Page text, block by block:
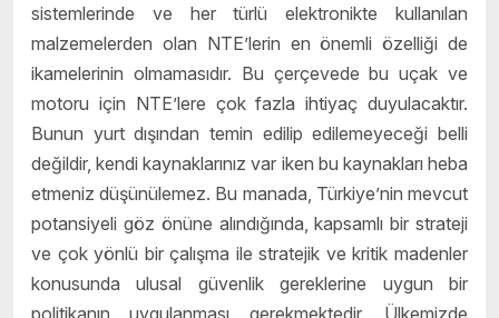
sistemlerinde ve her türlü elektronikte kullanılan
malzemelerden olan NTE’lerin en önemli özelliği de
ikamelerinin olmamasıdır. Bu çerçevede bu uçak ve
motoru için NTE’lere çok fazla ihtiyaç duyulacaktır.
Bunun yurt dışından temin edilip edilemeyeceği belli
değildir, kendi kaynaklarınız var iken bu kaynakları heba
etmeniz düşünülemez. Bu manada, Türkiye’nin mevcut
potansiyeli göz önüne alındığında, kapsamlı bir strateji
ve çok yönlü bir çalışma ile stratejik ve kritik madenler
konusunda ulusal güvenlik gereklerine uygun bir
politikanın uygulanması gerekmektedir. Ülkemizde